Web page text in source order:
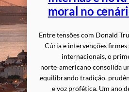
moral no
Entre tensões com Donald
Cúria e intervenções
internacionais, o
norte‑americano consolida
equilibrando tradição,
e voz profética. Um ano